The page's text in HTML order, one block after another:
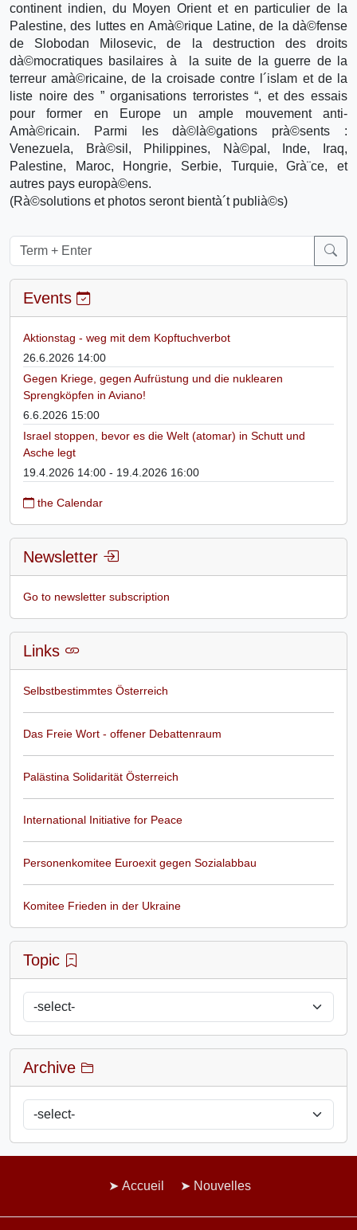
continent indien, du Moyen Orient et en particulier de la
Palestine, des luttes en Amà©rique Latine, de la dà©fense
de Slobodan Milosevic, de la destruction des droits
dà©mocratiques basilaires à la suite de la guerre de la
terreur amà©ricaine, de la croisade contre l´islam et de la
liste noire des ” organisations terroristes “, et des essais
pour former en Europe un ample mouvement anti-
Amà©ricain. Parmi les dà©là©gations prà©sents :
Venezuela, Brà©sil, Philippines, Nà©pal, Inde, Iraq,
Palestine, Maroc, Hongrie, Serbie, Turquie, Grà¨ce, et
autres pays europà©ens.
(Rà©solutions et photos seront bientà´t publià©s)
Events
Aktionstag - weg mit dem Kopftuchverbot
26.6.2026 14:00
Gegen Kriege, gegen Aufrüstung und die nuklearen
Sprengköpfen in Aviano!
6.6.2026 15:00
Israel stoppen, bevor es die Welt (atomar) in Schutt und
Asche legt
19.4.2026 14:00 - 19.4.2026 16:00
the Calendar
Newsletter
Go to newsletter subscription
Links
Selbstbestimmtes Österreich
Das Freie Wort - offener Debattenraum
Palästina Solidarität Österreich
International Initiative for Peace
Personenkomitee Euroexit gegen Sozialabbau
Komitee Frieden in der Ukraine
Topic
Archive
Accueil Nouvelles